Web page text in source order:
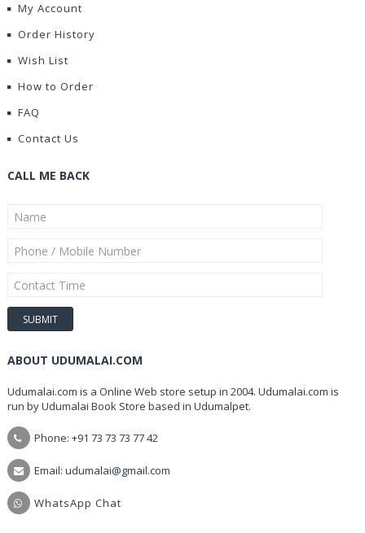
My Account
Order History
Wish List
How to Order
FAQ
Contact Us
CALL ME BACK
ABOUT UDUMALAI.COM
Udumalai.com is a Online Web store setup in 2004. Udumalai.com is
run by Udumalai Book Store based in Udumalpet.
Phone: +91 73 73 73 77 42
Email: udumalai@gmail.com
WhatsApp Chat